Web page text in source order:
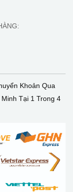
Khoản Qua
Tại 1 Trong 4